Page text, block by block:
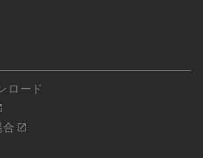
ロード
合